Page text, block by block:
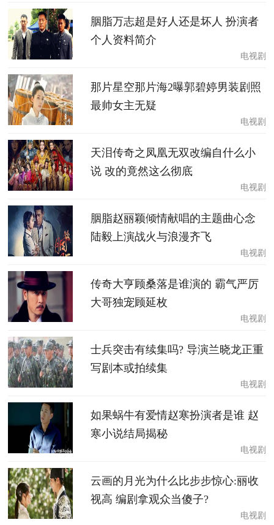
胭脂万志超是好人还是坏人 扮演者
个人资料简介
电视剧
那片星空那片海2曝郭碧婷男装剧照
最帅女主无疑
电视剧
天泪传奇之凤凰无双改编自什么小
说 改的竟然这么彻底
电视剧
胭脂赵丽颖倾情献唱的主题曲心念
陆毅上演战火与浪漫齐飞
电视剧
传奇大亨顾桑落是谁演的 霸气严厉
大哥独宠顾延枚
电视剧
士兵突击有续集吗? 导演兰晓龙正重
写剧本或拍续集
电视剧
如果蜗牛有爱情赵寒扮演者是谁 赵
寒小说结局揭秘
电视剧
云画的月光为什么比步步惊心:丽收
视高 编剧拿观众当傻子?
电视剧